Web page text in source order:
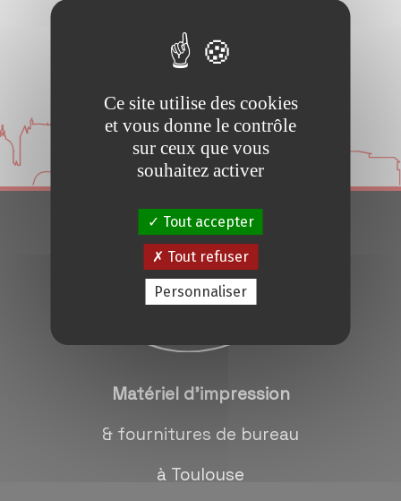
Analyse de vos besoins
Conseils et Astuces
Devis en 24H
Notre métier
Contact/magasins
Ajouter au devis
Matériel d'impression
& fournitures de bureau
à Toulouse
Ce site utilise des cookies
et vous donne le contrôle
sur ceux que vous
souhaitez activer
Tout accepter
Tout refuser
Personnaliser